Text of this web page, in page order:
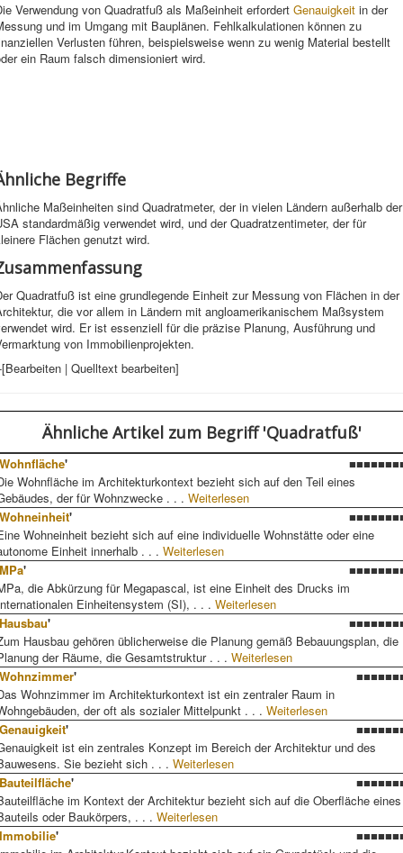
Verwendung von Quadratfuß als Maßeinheit erfordert Genauigkeit in der
und im Umgang mit Bauplänen. Fehlkalkulationen können zu
Verlusten führen, beispielsweise wenn zu wenig Material bestellt
ein Raum falsch dimensioniert wird.
Begriffe
Maßeinheiten sind Quadratmeter, der in vielen Ländern außerhalb der
standardmäßig verwendet wird, und der Quadratzentimeter, der für
Flächen genutzt wird.
Quadratfuß ist eine grundlegende Einheit zur Messung von Flächen in der
die vor allem in Ländern mit angloamerikanischem Maßsystem
wird. Er ist essenziell für die präzise Planung, Ausführung und
von Immobilienprojekten.
| Quelltext bearbeiten]
Ähnliche Artikelzum Begriff 'Quadratfuß'
Wohnfläche'
Wohnfläche im Architekturkontext bezieht sich auf den Teil eines
der für Wohnzwecke . . . Weiterlesen
Wohneinheit'
Wohneinheit bezieht sich auf eine individuelle Wohnstätte oder eine
Einheit innerhalb . . . Weiterlesen
MPa'
die Abkürzung für Megapascal, ist eine Einheit des Drucks im
Einheitensystem (SI), . . . Weiterlesen
Hausbau'
Hausbau gehören üblicherweise die Planung gemäß Bebauungsplan, die
der Räume, die Gesamtstruktur . . . Weiterlesen
Wohnzimmer'
Wohnzimmer im Architekturkontext ist ein zentraler Raum in
der oft als sozialer Mittelpunkt . . . Weiterlesen
Genauigkeit'
ist ein zentrales Konzept im Bereich der Architektur und des
Sie bezieht sich . . . Weiterlesen
Bauteilfläche'
im Kontext der Architektur bezieht sich auf die Oberfläche eines
oder Baukörpers, . . . Weiterlesen
Immobilie'